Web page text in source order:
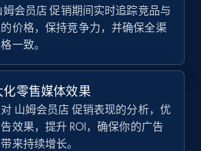
Description, Currency, Initial
Discount percent, and more.
668+
姆会员店 促销期间实时追踪竞品与
价格，保持竞争力，并确保全渠
一致。
化零售媒体效果
山姆会员店 促销表现的分析，优
效果，提升 ROI，确保你的广告
来持续增长。